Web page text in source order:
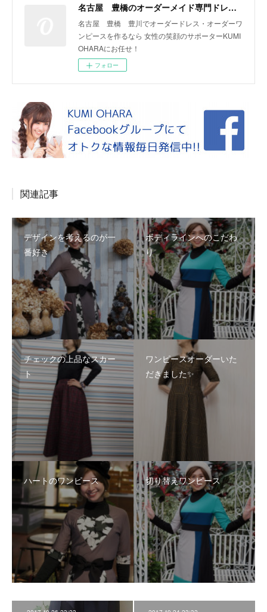
名古屋 豊橋のオーダーメイド専門ドレスデザイナー KUMI OHARA
名古屋 豊橋 豊川でオーダードレス・オーダーワ
ンピースを作るなら 女性の笑顔のサポーターKUMI
OHARAにお任せ！
フォロー
関連記事
デザインを考えるのが一
番好き
ボディラインへのこだわ
り
チェックの上品なスカー
ト
ワンピースオーダーいた
だきました✨
ハートのワンピース 切り替えワンピース